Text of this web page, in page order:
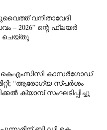
വനിതാവേദി
– 2026” ന്റെ ഫ്ലയർ
ചെയ്തു
കാസർഗോഡ്
“ആരോഗ്യ സ്പർശം
ക്യാമ്പ് സംഘടിപ്പിച്ചു